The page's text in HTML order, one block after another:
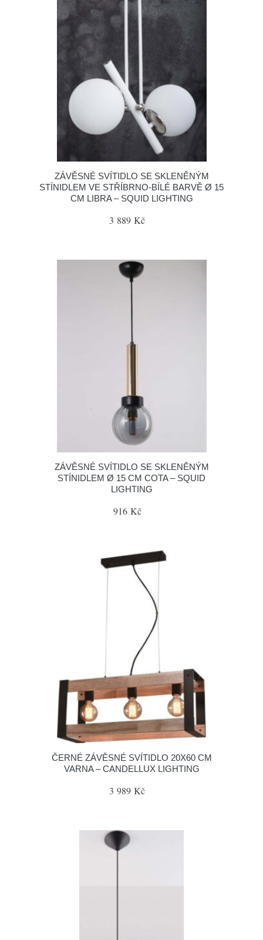
ZÁVĚSNÉ SVÍTIDLO SE SKLENĚNÝM
STÍNIDLEM VE STŘÍBRNO-BÍLÉ BARVĚ Ø 15
CM LIBRA – SQUID LIGHTING
3 889 Kč
ZÁVĚSNÉ SVÍTIDLO SE SKLENĚNÝM
STÍNIDLEM Ø 15 CM COTA – SQUID
LIGHTING
916 Kč
ČERNÉ ZÁVĚSNÉ SVÍTIDLO 20X60 CM
VARNA – CANDELLUX LIGHTING
3 989 Kč